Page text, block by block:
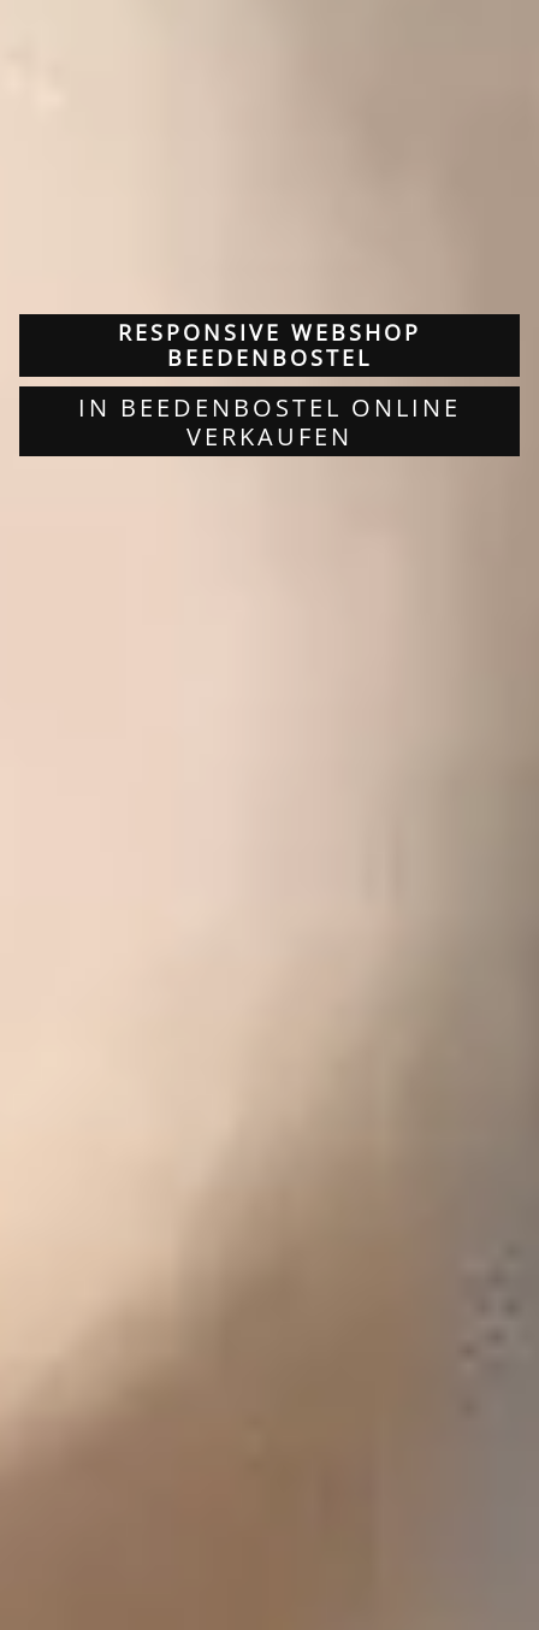
RESPONSIVE WEBSHOP
BEEDENBOSTEL
IN BEEDENBOSTEL ONLINE
VERKAUFEN